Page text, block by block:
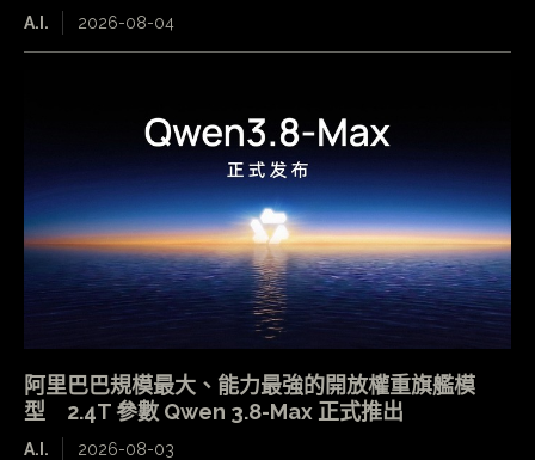
A.I. 2026-08-04
阿里巴巴規模最大、能力最強的開放權重旗艦模
型 2.4T 參數 Qwen 3.8-Max 正式推出
A.I. 2026-08-03